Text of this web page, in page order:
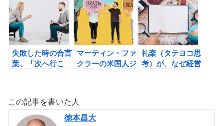
る人がうまくいく
の書評
評
失敗した時の合言
葉、「次へ行こ
マーティン・ファ
クラーの米国人ジ
礼楽（タテヨコ思
考）が、なぜ経営
この記事を書いた人
徳本昌大